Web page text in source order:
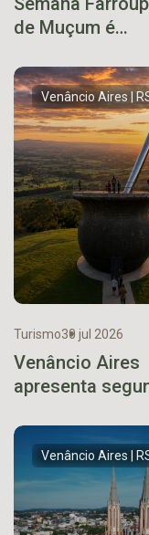
de Muçum é
decisão
priorizar as
demandas do
município
Venâncio Aires |
Turismo30 jul 2026
Venâncio Aires
apresenta
em complexo da
maior cuia de
chimarrão do
Venâncio Aires |